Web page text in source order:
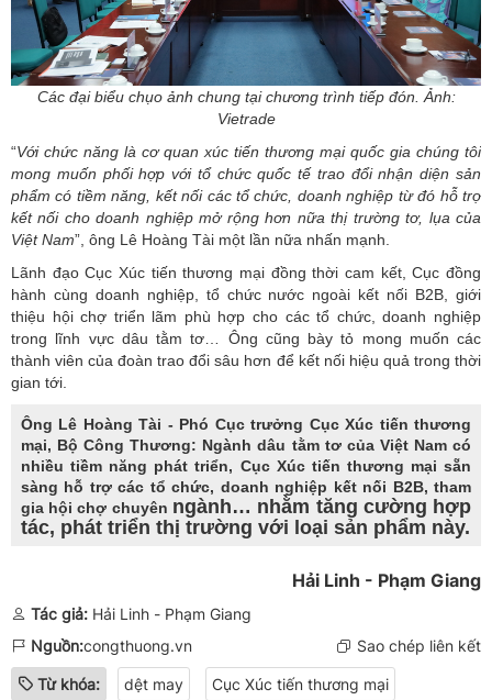
Các đại biểu chụo ảnh chung tại chương trình tiếp đón. Ảnh:
Vietrade
“Vớichức năng là cơ quan xúc tiến thương mại quốc gia chúng tôi
mong muốn phối hợp với tổ chức quốc tế trao đổi nhận diện sản
phẩm có tiềm năng, kết nối các tổ chức, doanh nghiệp từ đó hỗ trợ
kết nối cho doanh nghiệp mở rộng hơn nữa thị trường tơ, lụa của
ViệtNam”, ông Lê Hoàng Tài một lần nữa nhấn mạnh.
Lãnh đạo Cục Xúc tiến thương mại đồng thời cam kết, Cục đồng
hành cùng doanh nghiệp, tổ chức nước ngoài kết nối B2B, giới
thiệu hội chợ triển lãm phù hợp cho các tổ chức, doanh nghiệp
trong lĩnh vực dâu tằm tơ… Ông cũng bày tỏ mong muốn các
thành viên của đoàn trao đổi sâu hơn để kết nối hiệu quả trong thời
gian tới.
Ông Lê Hoàng Tài - Phó Cục trưởng Cục Xúc tiến thương
mại, Bộ Công Thương: Ngành dâu tằm tơ của Việt Nam có
nhiều tiềm năng phát triển, Cục Xúc tiến thương mại sẵn
sàng hỗ trợ các tổ chức, doanh nghiệp kết nối B2B, tham
gia hội chợ chuyên ngành… nhằm tăng cường hợp
tác, phát triển thị trường với loại sản phẩm này.
Hải Linh - Phạm Giang
Tác giả: Hải Linh - Phạm Giang
Nguồn:congthuong.vn Sao chép liên kết
Từ khóa: dệt may Cục Xúc tiến thương mại